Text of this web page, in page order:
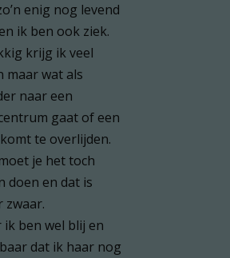
enig nog levend
ik ben ook ziek.
krijg ik veel
maar wat als
naar een
gaat of een
te overlijden.
je het toch
doen en dat is
zwaar.
ik ben wel blij en
dat ik haar nog